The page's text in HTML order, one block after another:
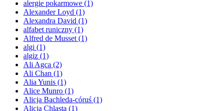
alergie pokarmowe (1)
Alexander Loyd (1)
Alexandra David (1)
alfabet runiczny (1)
Alfred de Musset (1)
algi (1)
algiz (1)
Ali Agca (2)
Ali Chan (1)
Alia Yunis (1)
Alice Munro (1)
Alicja Bachleda-córuś (1)
Alicja Chlasta (1)